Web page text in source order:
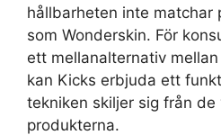
hållbarheten inte matchar
som Wonderskin. För
ett mellanalternativ
kan Kicks erbjuda ett
tekniken skiljer sig från
produkterna.